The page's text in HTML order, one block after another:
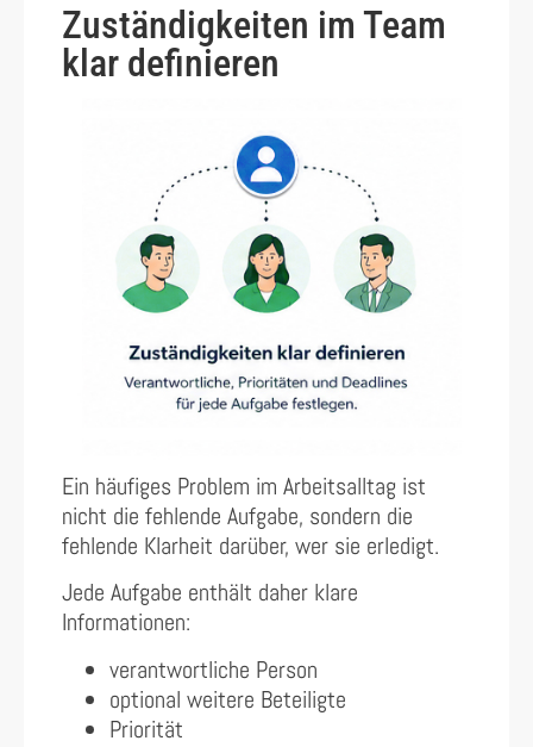
Zuständigkeiten im Team
klar definieren
Ein häufiges Problem im Arbeitsalltag ist
nicht die fehlende Aufgabe, sondern die
fehlende Klarheit darüber, wer sie erledigt.
Jede Aufgabe enthält daher klare
Informationen:
verantwortliche Person
optional weitere Beteiligte
Priorität